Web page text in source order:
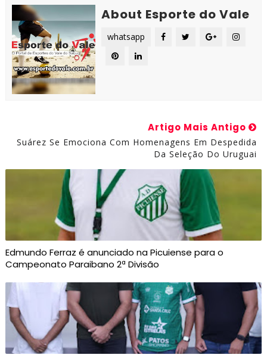
About Esporte do Vale
whatsapp
Artigo Mais Antigo
Suárez Se Emociona Com Homenagens Em Despedida
Da Seleção Do Uruguai
Edmundo Ferraz é anunciado na Picuiense para o
Campeonato Paraibano 2ª Divisão